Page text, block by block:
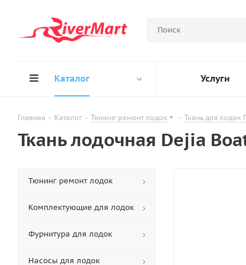
Каталог Услуги
Главная - Каталог - Тюнинг ремонт лодок - Ткань для лодок
Ткань лодочная Dejia
Тюнинг ремонт лодок
Комплектующие для лодок
Фурнитура для лодок
Насосы для лодок